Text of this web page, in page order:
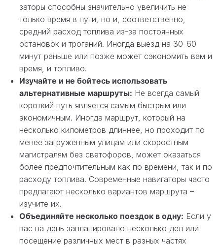
заторы способны значительно увеличить не
только время в пути, но и, соответственно,
средний расход топлива из-за постоянных
остановок и троганий. Иногда выезд на 30-60
минут раньше или позже может сэкономить вам и
время, и топливо.
Изучайте и не бойтесь использовать
альтернативные маршруты: Не всегда самый
короткий путь является самым быстрым или
экономичным. Иногда маршрут, который на
несколько километров длиннее, но проходит по
менее загруженным улицам или скоростным
магистралям без светофоров, может оказаться
более предпочтительным как по времени, так и по
расходу топлива. Современные навигаторы часто
предлагают несколько вариантов маршрута –
изучите их.
Объединяйте несколько поездок в одну: Если у
вас на день запланировано несколько дел или
посещение различных мест в разных частях